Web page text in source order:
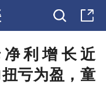
利增长近
亏为盈，童